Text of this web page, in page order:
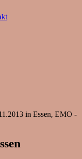
in Essen, EMO -